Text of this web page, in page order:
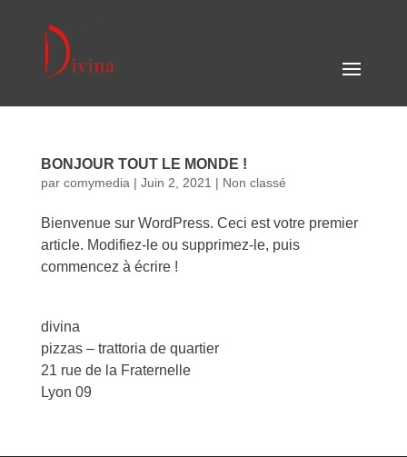
BONJOUR TOUT LE MONDE !
par comymedia | Juin 2, 2021 | Non classé
Bienvenue sur WordPress. Ceci est votre premier
article. Modifiez-le ou supprimez-le, puis
commencez à écrire !
divina
pizzas – trattoria de quartier
21 rue de la Fraternelle
Lyon 09